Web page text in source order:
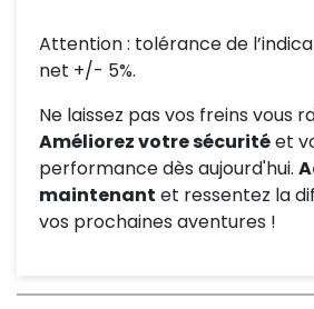
Attention : tolérance de
net +/- 5%.
Ne laissez pas vos freins vous
Améliorez votre sécuritéet
performance dès aujourd'hui.
maintenant et ressentez la
vos prochaines aventures !